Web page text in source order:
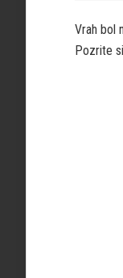
Vrah bol
Pozrite